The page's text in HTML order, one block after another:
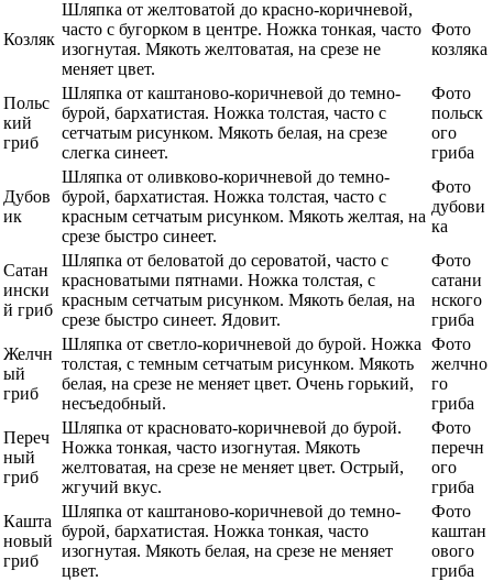
Козляк
Шляпка от желтоватой до красно-коричневой,
часто с бугорком в центре. Ножка тонкая, часто
изогнутая. Мякоть желтоватая, на срезе не
меняет цвет.
Фото
козляка
Польс
кий
гриб
Шляпка от каштаново-коричневой до темно-
бурой, бархатистая. Ножка толстая, часто с
сетчатым рисунком. Мякоть белая, на срезе
слегка синеет.
Фото
польск
ого
гриба
Дубов
ик
Шляпка от оливково-коричневой до темно-
бурой, бархатистая. Ножка толстая, часто с
красным сетчатым рисунком. Мякоть желтая, на
срезе быстро синеет.
Фото
дубови
ка
Сатан
ински
й гриб
Шляпка от беловатой до сероватой, часто с
красноватыми пятнами. Ножка толстая, с
красным сетчатым рисунком. Мякоть белая, на
срезе быстро синеет. Ядовит.
Фото
сатани
нского
гриба
Желчн
ый
гриб
Шляпка от светло-коричневой до бурой. Ножка
толстая, с темным сетчатым рисунком. Мякоть
белая, на срезе не меняет цвет. Очень горький,
несъедобный.
Фото
желчно
го
гриба
Переч
ный
гриб
Шляпка от красновато-коричневой до бурой.
Ножка тонкая, часто изогнутая. Мякоть
желтоватая, на срезе не меняет цвет. Острый,
жгучий вкус.
Фото
перечн
ого
гриба
Кашта
новый
гриб
Шляпка от каштаново-коричневой до темно-
бурой, бархатистая. Ножка тонкая, часто
изогнутая. Мякоть белая, на срезе не меняет
цвет.
Фото
каштан
ового
гриба